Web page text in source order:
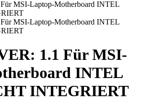
1.1 Für MSI-
INTEL
INTEGRIERT